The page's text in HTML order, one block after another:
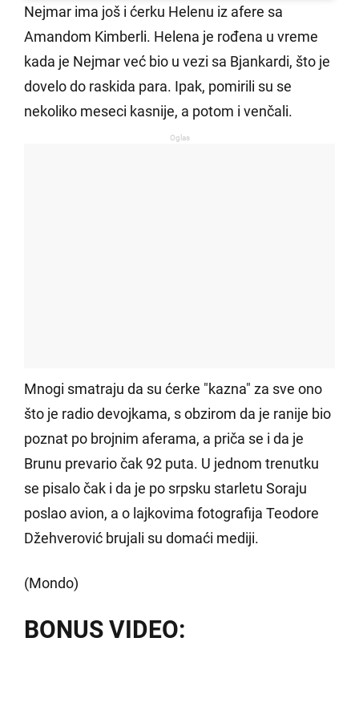
Nejmar ima još i ćerku Helenu iz afere sa
Amandom Kimberli. Helena je rođena u vreme
kada je Nejmar već bio u vezi sa Bjankardi, što je
dovelo do raskida para. Ipak, pomirili su se
nekoliko meseci kasnije, a potom i venčali.
Oglas
Mnogi smatraju da su ćerke "kazna" za sve ono
što je radio devojkama, s obzirom da je ranije bio
poznat po brojnim aferama, a priča se i da je
Brunu prevario čak 92 puta. U jednom trenutku
se pisalo čak i da je po srpsku starletu Soraju
poslao avion, a o lajkovima fotografija Teodore
Džehverović brujali su domaći mediji.
(Mondo)
BONUS VIDEO: